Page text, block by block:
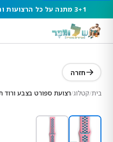
3+1 מתנה על כל הרצועות והאביזרים לשעונים חכמים
חזרה
בית/קטלוג/רצועת ספורט בצבע ורוד